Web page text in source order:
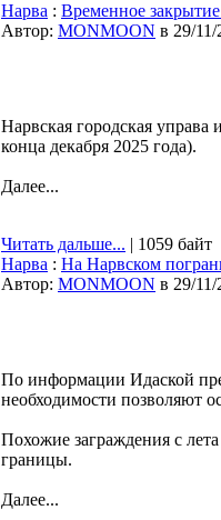
Нарва : Временное
Автор: MONMOON в 29/
Нарвская городская
конца декабря 2025 года).
Далее...
Читать дальше... | 1059 байт
Нарва : На Нарвском
Автор: MONMOON в 29/
По информации Идаской
необходимости позволяют
Похожие заграждения с
границы.
Далее...